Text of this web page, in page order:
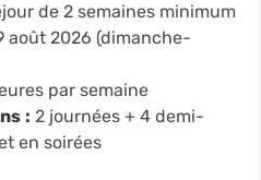
de 2 semaines minimum
août 2026 (dimanche-
par semaine
: 2 journées + 4 demi-
en soirées